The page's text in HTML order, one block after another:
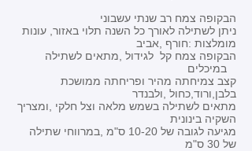
הבקופה צמח רב שנתי עשבוני
ניתן לשתילה לאורך כל השנה תלוי באזור, עונות
מומלצות :חורף ,אביב
קצב צמיחתה מהיר ופריחתה ממושכת
בלבן,ורוד,כחול ,ולבנדר
מתאים לשתילה בשמש מלאה וצל חלקי ,ומצריך
השקיה בינונית
מגיעה לגובה של 10-20 ס"מ ,במרווחי שתילה
של 30 ס"מ